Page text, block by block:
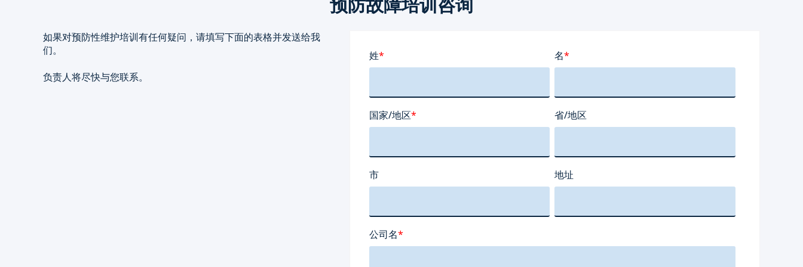
如果对预防性维护培训有任何疑问，请填写下面的表格并发送给我
们。
负责人将尽快与您联系。
姓* 名*
国家/地区* 省/地区
市 地址
公司名*